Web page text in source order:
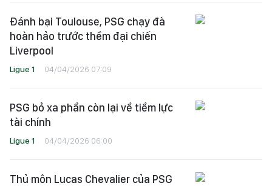
Đánh bại Toulouse, PSG chạy đà
hoàn hảo trước thềm đại chiến
Liverpool
Ligue 1 04/04/2026 07:09
PSG bỏ xa phần còn lại về tiềm lực
tài chính
Ligue 1 04/04/2026 06:00
Thủ môn Lucas Chevalier của PSG